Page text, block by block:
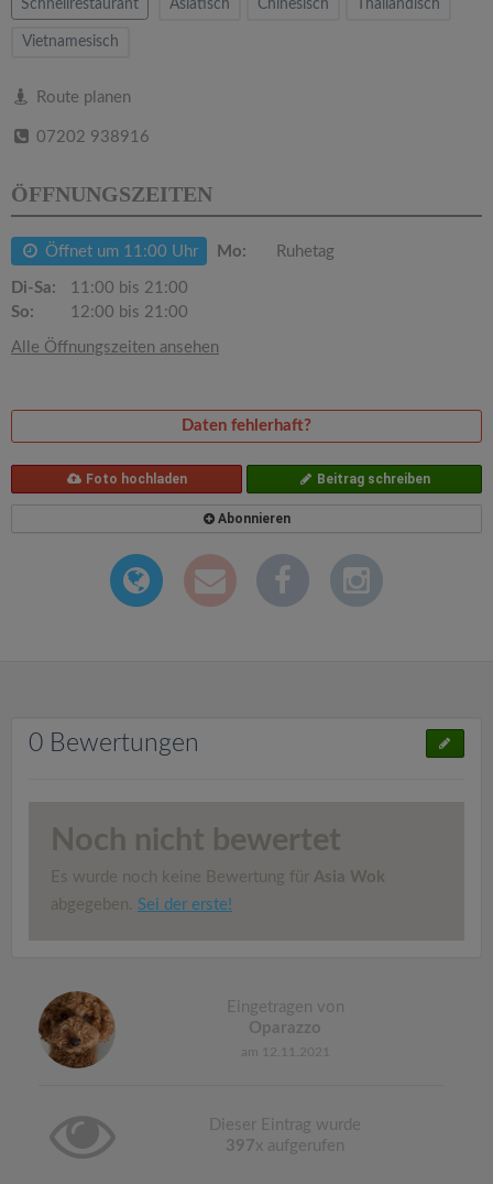
Schnellrestaurant Asiatisch Chinesisch Thailändisch
Vietnamesisch
Route planen
07202 938916
ÖFFNUNGSZEITEN
Öffnet um 11:00 Uhr Mo: Ruhetag
Di-Sa:
11:00 bis 21:00
So:
12:00 bis 21:00
Alle Öffnungszeiten ansehen
Daten fehlerhaft?
Foto hochladen Beitrag schreiben
Abonnieren
0 Bewertungen
Noch nicht bewertet
Es wurde noch keine Bewertung für Asia Wok
abgegeben. Sei der erste!
Eingetragen von
Oparazzo
am 12.11.2021
Dieser Eintrag wurde
397x aufgerufen
t
i
o
n